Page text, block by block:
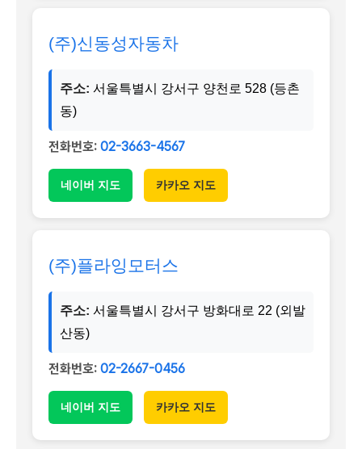
(주)신동성자동차
주소: 서울특별시 강서구 양천로 528 (등촌
동)
전화번호: 02-3663-4567
네이버 지도 카카오 지도
(주)플라잉모터스
주소: 서울특별시 강서구 방화대로 22 (외발
산동)
전화번호: 02-2667-0456
네이버 지도 카카오 지도